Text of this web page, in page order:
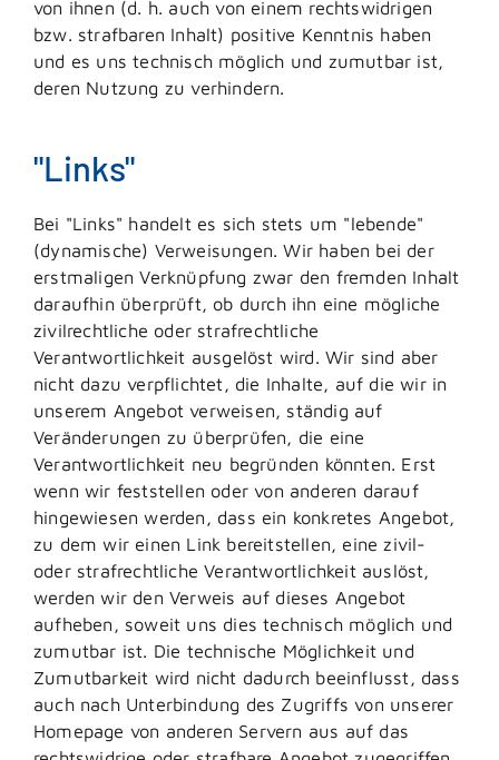
von ihnen (d. h. auch von einem rechtswidrigen
bzw. strafbaren Inhalt) positive Kenntnis haben
und es uns technisch möglich und zumutbar ist,
deren Nutzung zu verhindern.
"Links"
Bei "Links" handelt es sich stets um "lebende"
(dynamische) Verweisungen. Wir haben bei der
erstmaligen Verknüpfung zwar den fremden Inhalt
daraufhin überprüft, ob durch ihn eine mögliche
zivilrechtliche oder strafrechtliche
Verantwortlichkeit ausgelöst wird. Wir sind aber
nicht dazu verpflichtet, die Inhalte, auf die wir in
unserem Angebot verweisen, ständig auf
Veränderungen zu überprüfen, die eine
Verantwortlichkeit neu begründen könnten. Erst
wenn wir feststellen oder von anderen darauf
hingewiesen werden, dass ein konkretes Angebot,
zu dem wir einen Link bereitstellen, eine zivil-
oder strafrechtliche Verantwortlichkeit auslöst,
werden wir den Verweis auf dieses Angebot
aufheben, soweit uns dies technisch möglich und
zumutbar ist. Die technische Möglichkeit und
Zumutbarkeit wird nicht dadurch beeinflusst, dass
auch nach Unterbindung des Zugriffs von unserer
Homepage von anderen Servern aus auf das